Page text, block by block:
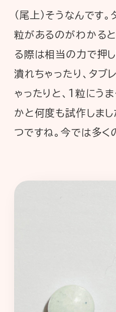
（尾上）そうなんです
粒があるのがわかると
る際は相当の力で押
潰れちゃったり、タブ
ゃったりと、1粒にう
かと何度も試作しまし
つですね。今では多く